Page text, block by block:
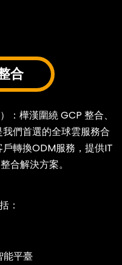
合
樺漢圍繞 GCP 整合、
們首選的全球雲服務合
轉換ODM服務，提供IT
合解決方案。
：
能平臺